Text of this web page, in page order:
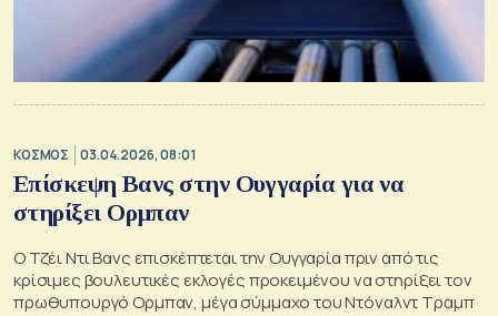
ΚΟΣΜΟΣ 03.04.2026, 08:01
Επίσκεψη Βανς στην Ουγγαρία για να
στηρίξει Ορμπαν
Ο Τζέι Ντι Βανς επισκέπτεται την Ουγγαρία πριν από τις
κρίσιμες βουλευτικές εκλογές προκειμένου να στηρίξει τον
πρωθυπουργό Ορμπαν, μέγα σύμμαχο του Ντόναλντ Τραμπ